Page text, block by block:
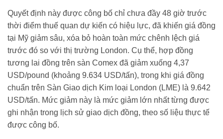
Quyết định này được công bố chỉ chưa đầy 48 giờ trước
thời điểm thuế quan dự kiến có hiệu lực, đã khiến giá đồng
tại Mỹ giảm sâu, xóa bỏ hoàn toàn mức chênh lệch giá
trước đó so với thị trường London. Cụ thể, hợp đồng
tương lai đồng trên sàn Comex đã giảm xuống 4,37
USD/pound (khoảng 9.634 USD/tấn), trong khi giá đồng
chuẩn trên Sàn Giao dịch Kim loại London (LME) là 9.642
USD/tấn. Mức giảm này là mức giảm lớn nhất từng được
ghi nhận trong lịch sử giao dịch đồng, theo số liệu thực tế
được công bố.